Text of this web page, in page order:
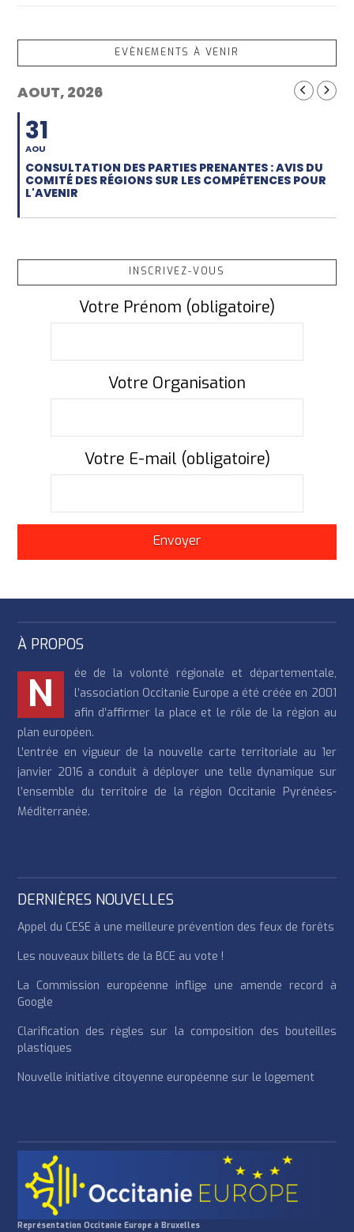
EVÈNEMENTS À VENIR
AOUT, 2026
31
AOU
CONSULTATION DES PARTIES PRENANTES : AVIS DU
COMITÉ DES RÉGIONS SUR LES COMPÉTENCES POUR
L'AVENIR
INSCRIVEZ-VOUS
Votre Prénom (obligatoire)
Votre Organisation
Votre E-mail (obligatoire)
À PROPOS
N
ée de la volonté régionale et départementale,
l’association Occitanie Europe a été créée en 2001
afin d’affirmer la place et le rôle de la région au
plan européen.
L’entrée en vigueur de la nouvelle carte territoriale au 1er
janvier 2016 a conduit à déployer une telle dynamique sur
l’ensemble du territoire de la région Occitanie Pyrénées-
Méditerranée.
DERNIÈRES NOUVELLES
Appel du CESE à une meilleure prévention des feux de forêts
Les nouveaux billets de la BCE au vote !
La Commission européenne inflige une amende record à
Google
Clarification des règles sur la composition des bouteilles
plastiques
Nouvelle initiative citoyenne européenne sur le logement
Représentation Occitanie Europe à Bruxelles